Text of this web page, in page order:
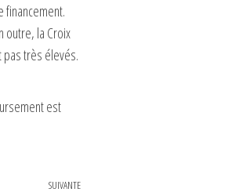
financement.
outre, la Croix
très élevés.
est
Article suivant
SUIVANTE